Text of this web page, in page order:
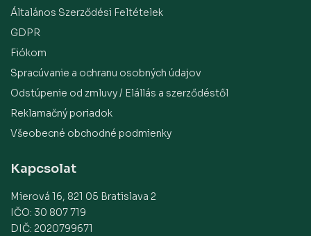
Általános Szerződési Feltételek
GDPR
Fiókom
Spracúvanie a ochranu osobných údajov
Odstúpenie od zmluvy / Elállás a szerződéstől
Reklamačný poriadok
Všeobecné obchodné podmienky
Kapcsolat
Mierová 16, 821 05 Bratislava 2
IČO: 30 807 719
DIČ: 2020799671